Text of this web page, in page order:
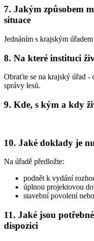
7. Jakým způsobem
situace
Jednáním s krajským
8. Na které instituci
Obraťte se na krajský úřad -
správy lesů.
9. Kde, s kým a kdy
10. Jaké doklady je
Na úřadě předložte:
podnět k vydání
úplnou projektovou
stavební povolení
11. Jaké jsou
dispozici